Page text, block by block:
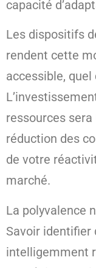
capacité
Les dispositifs
rendent cette
accessible,
ressources
réduction des
de votre
marché.
La polyvalence
Savoir
intelligemment